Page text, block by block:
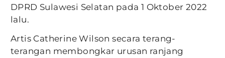
DPRD Sulawesi Selatan pada 1 Oktober 2022
lalu.
Artis Catherine Wilson secara terang-
terangan membongkar urusan ranjang